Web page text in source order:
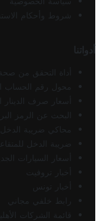
شروط وأحكام
أدواتنا
أداة التحقق من
محول رقم الحساب
أسعار صرف الدينار
البحث عن الرمز
محاكي ضريبة
ضريبة الدخل
أسعار السيارات
أخبار تروفيت
أخبار تونس
رابط خلفي مجاني
قائمة الشركات